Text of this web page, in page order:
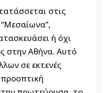
στις
ή όχι
στην Αθήνα. Αυτό
σε εκτενές